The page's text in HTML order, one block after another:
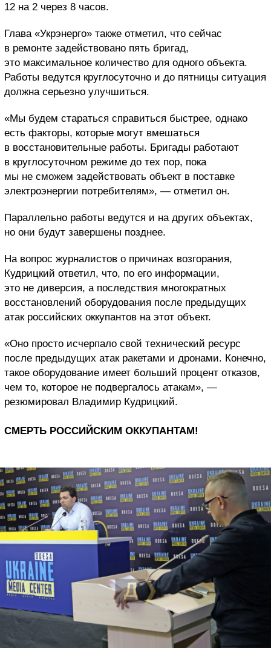
12 на 2 через 8 часов.
Глава «Укрэнерго» также отметил, что сейчас
в ремонте задействовано пять бригад,
это максимальное количество для одного объекта.
Работы ведутся круглосуточно и до пятницы ситуация
должна серьезно улучшиться.
«Мы будем стараться справиться быстрее, однако
есть факторы, которые могут вмешаться
в восстановительные работы. Бригады работают
в круглосуточном режиме до тех пор, пока
мы не сможем задействовать объект в поставке
электроэнергии потребителям», — отметил он.
Параллельно работы ведутся и на других объектах,
но они будут завершены позднее.
На вопрос журналистов о причинах возгорания,
Кудрицкий ответил, что, по его информации,
это не диверсия, а последствия многократных
восстановлений оборудования после предыдущих
атак российских оккупантов на этот объект.
«Оно просто исчерпало свой технический ресурс
после предыдущих атак ракетами и дронами. Конечно,
такое оборудование имеет больший процент отказов,
чем то, которое не подвергалось атакам», —
резюмировал Владимир Кудрицкий.
СМЕРТЬ РОССИЙСКИМ ОККУПАНТАМ!